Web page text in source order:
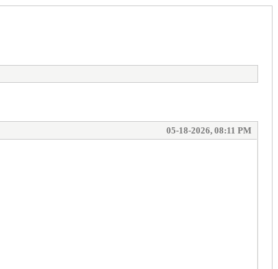
05-18-2026, 08:11 PM